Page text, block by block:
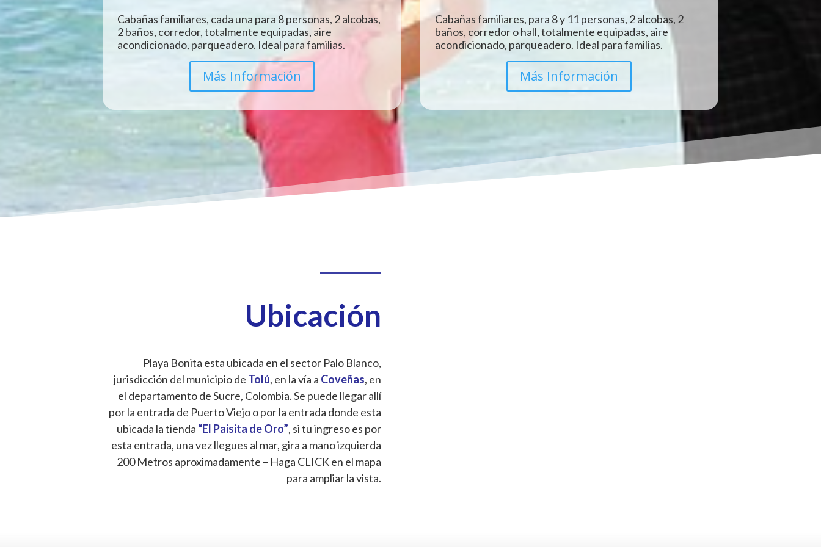
Cabañas familiares, cada una para 8 personas, 2 alcobas,
2 baños, corredor, totalmente equipadas, aire
acondicionado, parqueadero. Ideal para familias.
Más Información
Cabañas familiares, para 8 y 11 personas, 2 alcobas, 2
baños, corredor o hall, totalmente equipadas, aire
acondicionado, parqueadero. Ideal para familias.
Más Información
Ubicación
Playa Bonita esta ubicada en el sector Palo Blanco,
jurisdicción del municipio de Tolú, en la vía a Coveñas, en
el departamento de Sucre, Colombia. Se puede llegar allí
por la entrada de Puerto Viejo o por la entrada donde esta
ubicada la tienda “El Paisita de Oro”, si tu ingreso es por
esta entrada, una vez llegues al mar, gira a mano izquierda
200 Metros aproximadamente – Haga CLICK en el mapa
para ampliar la vista.